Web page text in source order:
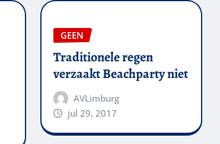
GEEN
Traditionele regen
verzaakt Beachparty niet
AVLimburg
jul 29, 2017